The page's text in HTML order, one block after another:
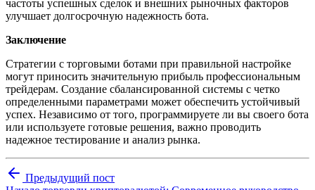
частоты успешных сделок и внешних рыночных факторов
улучшает долгосрочную надежность бота.
Заключение
Стратегии с торговыми ботами при правильной настройке
могут приносить значительную прибыль профессиональным
трейдерам. Создание сбалансированной системы с четко
определенными параметрами может обеспечить устойчивый
успех. Независимо от того, программируете ли вы своего бота
или используете готовые решения, важно проводить
надежное тестирование и анализ рынка.
Предыдущий пост